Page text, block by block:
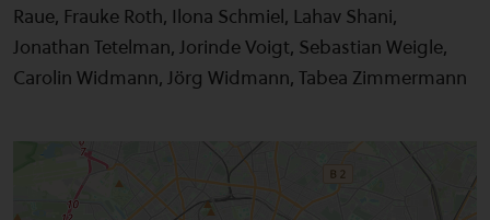
Raue, Frauke Roth, Ilona Schmiel, Lahav Shani,
Jonathan Tetelman, Jorinde Voigt, Sebastian Weigle,
Carolin Widmann, Jörg Widmann, Tabea Zimmermann